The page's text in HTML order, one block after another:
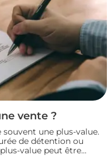
vente ?
une plus-value.
de détention ou
value peut être